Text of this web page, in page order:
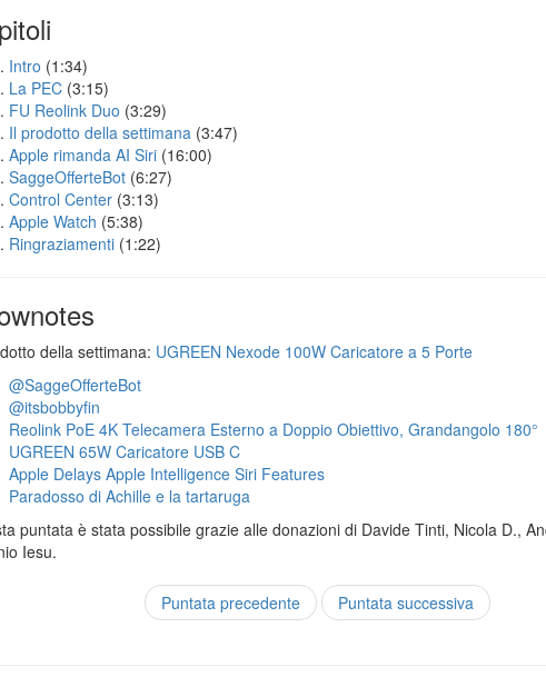
Intro (1:34)
La PEC (3:15)
FU Reolink Duo (3:29)
Il prodotto della settimana (3:47)
Apple rimanda AI Siri (16:00)
SaggeOfferteBot (6:27)
Control Center (3:13)
Apple Watch (5:38)
Ringraziamenti (1:22)
della settimana: UGREEN Nexode 100W Caricatore a 5 Porte
@SaggeOfferteBot
@itsbobbyfin
Reolink PoE 4K Telecamera Esterno a Doppio Obiettivo, Grandangolo 180°
UGREEN 65W Caricatore USB C
Apple Delays Apple Intelligence Siri Features
Paradosso di Achille e la tartaruga
puntata è stata possibile grazie alle donazioni di Davide Tinti, Nicola D.,
Iesu.
Puntata precedente Puntata successiva